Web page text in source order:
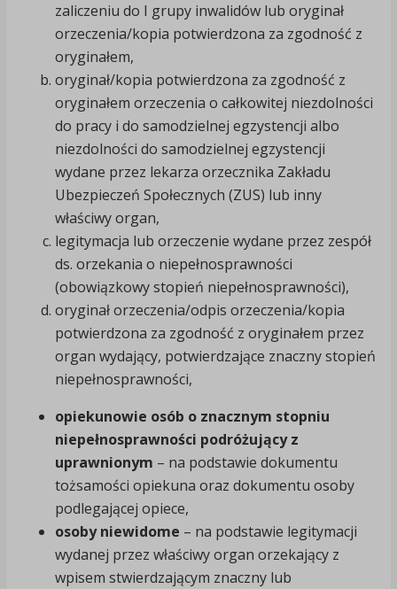
zaliczeniu do I grupy inwalidów lub oryginał
orzeczenia/kopia potwierdzona za zgodność z
oryginałem,
oryginał/kopia potwierdzona za zgodność z
oryginałem orzeczenia o całkowitej niezdolności
do pracy i do samodzielnej egzystencji albo
niezdolności do samodzielnej egzystencji
wydane przez lekarza orzecznika Zakładu
Ubezpieczeń Społecznych (ZUS) lub inny
właściwy organ,
legitymacja lub orzeczenie wydane przez zespół
ds. orzekania o niepełnosprawności
(obowiązkowy stopień niepełnosprawności),
oryginał orzeczenia/odpis orzeczenia/kopia
potwierdzona za zgodność z oryginałem przez
organ wydający, potwierdzające znaczny stopień
niepełnosprawności,
opiekunowie osób o znacznym stopniu
niepełnosprawności podróżujący z
uprawnionym – na podstawie dokumentu
tożsamości opiekuna oraz dokumentu osoby
podlegającej opiece,
osoby niewidome – na podstawie legitymacji
wydanej przez właściwy organ orzekający z
wpisem stwierdzającym znaczny lub